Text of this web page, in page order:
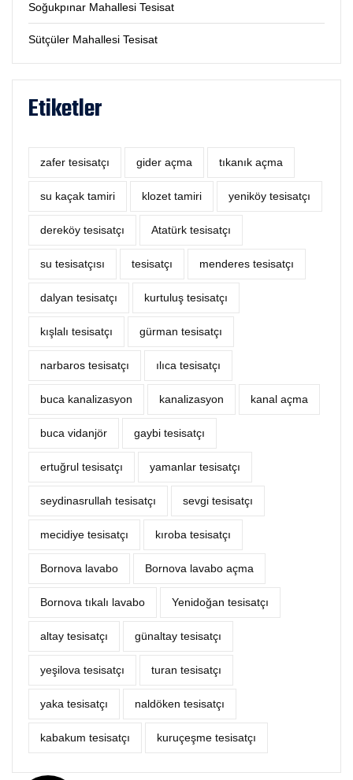
Soğukpınar Mahallesi Tesisat
Sütçüler Mahallesi Tesisat
Etiketler
zafer tesisatçı ‎gider açma tıkanık açma
su kaçak tamiri klozet tamiri yeniköy tesisatçı
dereköy tesisatçı Atatürk tesisatçı
su tesisatçısı tesisatçı menderes tesisatçı
dalyan tesisatçı kurtuluş tesisatçı
kışlalı tesisatçı gürman tesisatçı
narbaros tesisatçı ılıca tesisatçı
buca kanalizasyon kanalizasyon kanal açma
buca vidanjör gaybi tesisatçı
ertuğrul tesisatçı yamanlar tesisatçı
seydinasrullah tesisatçı sevgi tesisatçı
mecidiye tesisatçı kıroba tesisatçı
Bornova lavabo Bornova lavabo açma
Bornova tıkalı lavabo Yenidoğan tesisatçı
altay tesisatçı günaltay tesisatçı
yeşilova tesisatçı turan tesisatçı
yaka tesisatçı naldöken tesisatçı
kabakum tesisatçı kuruçeşme tesisatçı